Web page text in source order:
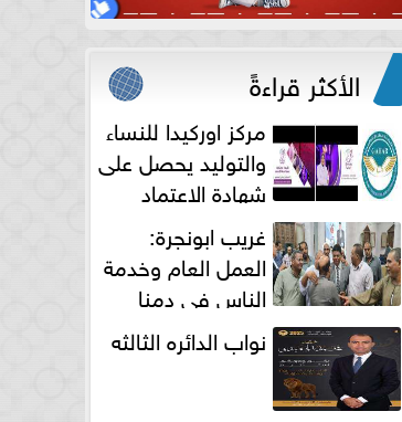
الأكثر قراءةً
مركز اوركيدا للنساء
والتوليد يحصل على
شهادة الاعتماد
الكامل
غريب ابونجرة:
العمل العام وخدمة
الناس فى دمنا
نواب الدائره الثالثه